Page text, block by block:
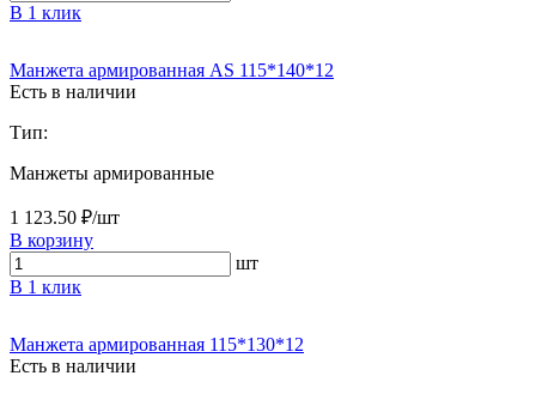
В 1 клик
Манжета армированная AS 115*140*12
Есть в наличии
Тип:
Манжеты армированные
1 123.50 ₽/шт
В корзину
шт
В 1 клик
Манжета армированная 115*130*12
Есть в наличии